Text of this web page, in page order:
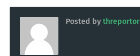
Posted by threportor